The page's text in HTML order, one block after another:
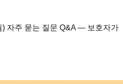
) 자주 묻는 질문 Q&A — 보호자가